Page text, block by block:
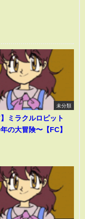
未分類
】ミラクルロピット
の大冒険〜【FC】